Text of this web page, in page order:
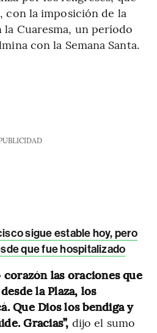
con la imposición de la
Cuaresma, un período
con la Semana Santa.
sigue estable hoy, pero
que fue hospitalizado
corazón las oraciones que
la Plaza, los
Que Dios los bendiga y
Gracias”, dijo el sumo